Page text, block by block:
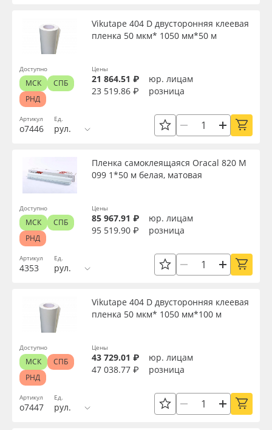
Инструкции
Компания
Контакты
Блог
Избранное
8 800 550 7888
Москва
Мобильные конструкции и POS-материалы
Профильные системы
Сублимация и термотрансфер
Светотехника
Упаковочные материалы
Оборудование и инструмент
Новинки ассортимента
Orajet 3640
ПЭТ листовой
ПЭТ бэклит
Толщина, мкм
Плотность, г/м2
Материал
Цвет
Клей
Цвет клея
Срок эксплуатации, лет
Упаковка
Страна происхождения
Артикул
о7446
Vikutape 404 D двусторонняя клеевая
пленка 50 мкм* 1050 мм*50 м
Ед.
рул.
Цены
21 864.51 ₽
юр. лицам
23 519.86 ₽
розница
Доступно
МСК
СПБ
РНД
Артикул
4353
Пленка самоклеящаяся Oracal 820 M
099 1*50 м белая, матовая
Ед.
рул.
Цены
85 967.91 ₽
юр. лицам
95 519.90 ₽
розница
Доступно
МСК
СПБ
РНД
Артикул
о7447
Vikutape 404 D двусторонняя клеевая
пленка 50 мкм* 1050 мм*100 м
Ед.
рул.
Цены
43 729.01 ₽
юр. лицам
47 038.77 ₽
розница
Доступно
МСК
СПБ
РНД